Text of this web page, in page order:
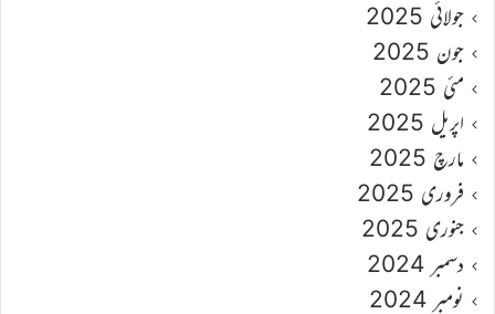
جولائی 2025
جون 2025
مئی 2025
اپریل 2025
مارچ 2025
فروری 2025
جنوری 2025
دسمبر 2024
نومبر 2024